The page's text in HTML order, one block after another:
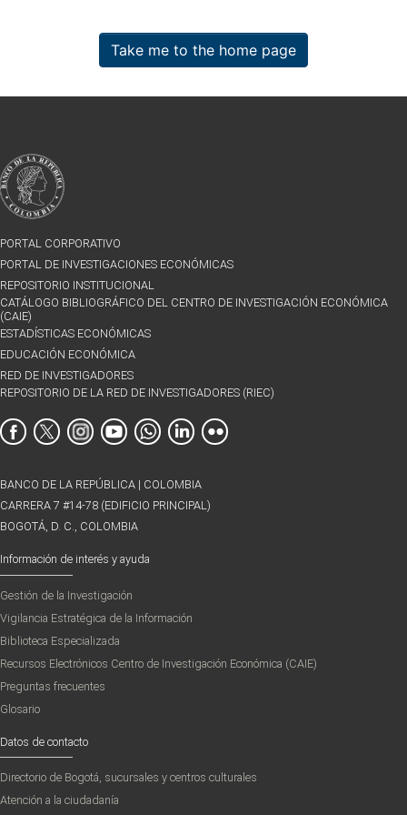
Take me to the home page
PORTAL CORPORATIVO
PORTAL DE INVESTIGACIONES ECONÓMICAS
REPOSITORIO INSTITUCIONAL
CATÁLOGO BIBLIOGRÁFICO DEL CENTRO DE INVESTIGACIÓN ECONÓMICA
(CAIE)
ESTADÍSTICAS ECONÓMICAS
EDUCACIÓN ECONÓMICA
RED DE INVESTIGADORES
REPOSITORIO DE LA RED DE INVESTIGADORES (RIEC)
BANCO DE LA REPÚBLICA | COLOMBIA
CARRERA 7 #14-78 (EDIFICIO PRINCIPAL)
BOGOTÁ, D. C., COLOMBIA
Información de interés y ayuda
Gestión de la Investigación
Vigilancia Estratégica de la Información
Biblioteca Especializada
Recursos Electrónicos Centro de Investigación Económica (CAIE)
Preguntas frecuentes
Glosario
Datos de contacto
Directorio de Bogotá, sucursales y centros culturales
Atención a la ciudadanía